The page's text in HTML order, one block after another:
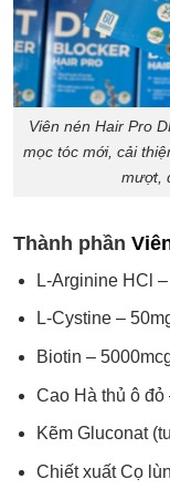
Viên nén Hair Pro
mọc tóc mới, cải
mượt,
Thành phần
L-Arginine HCl
L-Cystine –
Biotin –
Cao Hà thủ ô đỏ
Kẽm Gluconat
Chiết xuất Cọ